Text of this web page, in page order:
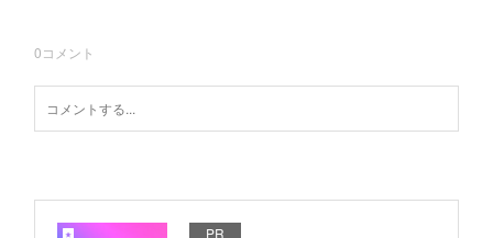
0コメント
PR